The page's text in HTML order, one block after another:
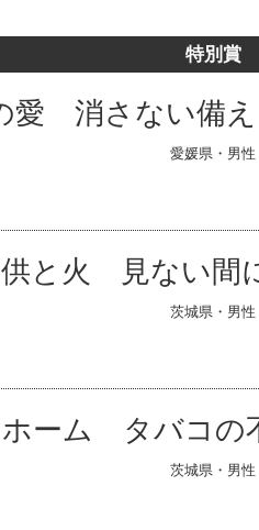
特別賞
愛 消さない備
愛媛県・男性
と火 見ない間
茨城県・男性
ーム タバコの
茨城県・男性